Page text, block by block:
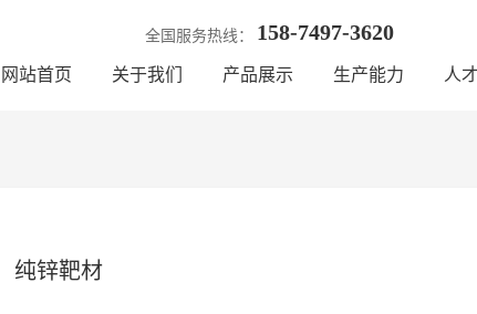
网站首页 关于我们 产品展示 生产能力 人
全国服务热线： 158-7497-3620
纯锌靶材